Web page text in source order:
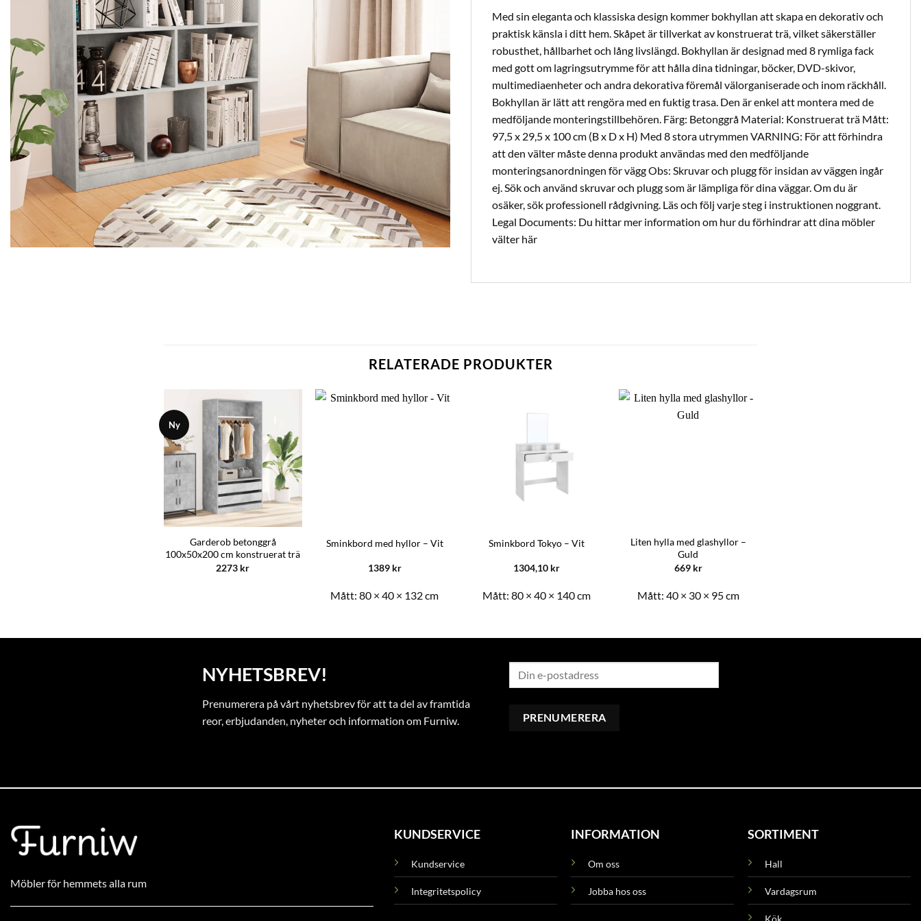
Med sin eleganta och klassiska design kommer bokhyllan att skapa en dekorativ och
praktisk känsla i ditt hem. Skåpet är tillverkat av konstruerat trä, vilket säkerställer
robusthet, hållbarhet och lång livslängd. Bokhyllan är designad med 8 rymliga fack
med gott om lagringsutrymme för att hålla dina tidningar, böcker, DVD-skivor,
multimediaenheter och andra dekorativa föremål välorganiserade och inom räckhåll.
Bokhyllan är lätt att rengöra med en fuktig trasa. Den är enkel att montera med de
medföljande monteringstillbehören. Färg: Betonggrå Material: Konstruerat trä Mått:
97,5 x 29,5 x 100 cm (B x D x H) Med 8 stora utrymmen VARNING: För att förhindra
att den välter måste denna produkt användas med den medföljande
monteringsanordningen för vägg Obs: Skruvar och plugg för insidan av väggen ingår
ej. Sök och använd skruvar och plugg som är lämpliga för dina väggar. Om du är
osäker, sök professionell rådgivning. Läs och följ varje steg i instruktionen noggrant.
Legal Documents: Du hittar mer information om hur du förhindrar att dina möbler
välter här
RELATERADE PRODUKTER
Ny
Garderob betonggrå
100x50x200 cm konstruerat trä
2273 kr
Sminkbord med hyllor – Vit
1389 kr
Mått:80 × 40 × 132 cm
Sminkbord Tokyo – Vit
1304,10 kr
Mått: 80 × 40 × 140 cm
Liten hylla med glashyllor –
Guld
669 kr
Mått: 40 × 30 × 95 cm
NYHETSBREV!
Prenumerera på vårt nyhetsbrev för att ta del av framtida
reor, erbjudanden, nyheter och information om Furniw.
Möbler för hemmets alla rum
KUNDSERVICE
Kundservice
Integritetspolicy
INFORMATION
Om oss
Jobba hos oss
SORTIMENT
Hall
Vardagsrum